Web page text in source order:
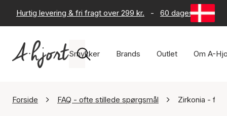
Hurtig levering & fri fragt over 299 kr. - 60 dages returret
Smykker Brands Outlet Om A-
Forside FAQ - ofte stillede spørgsmål Zirkonia -